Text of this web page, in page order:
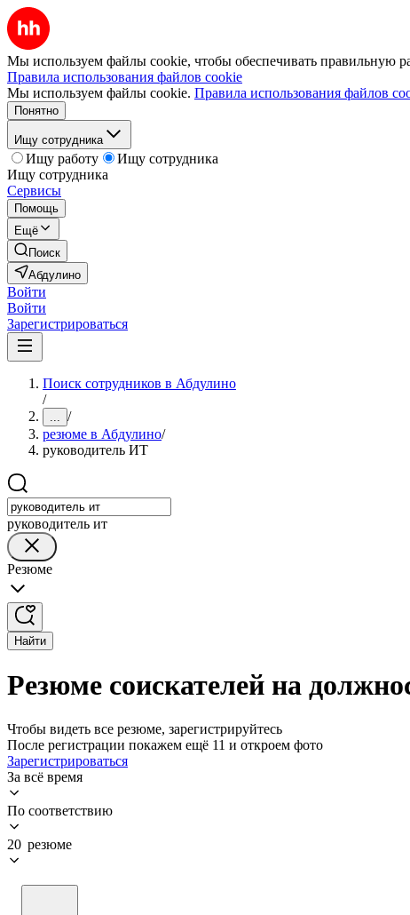
Мы используем файлы cookie, чтобы обеспечивать правильную
Правила использования файлов cookie
Мы используем файлы cookie. Правила использования файлов
Понятно
Ищу сотрудника
Ищу работу
Ищу сотрудника
Ищу сотрудника
Сервисы
Помощь
Ещё
Поиск
Абдулино
Войти
Войти
Зарегистрироваться
Поиск сотрудников в Абдулино
/
... /
резюме в Абдулино/
руководитель ИТ
руководитель ит
Резюме
Найти
Резюме соискателей на
Чтобы видеть все резюме, зарегистрируйтесь
После регистрации покажем ещё 11 и откроем фото
Зарегистрироваться
За всё время
По соответствию
20 резюме